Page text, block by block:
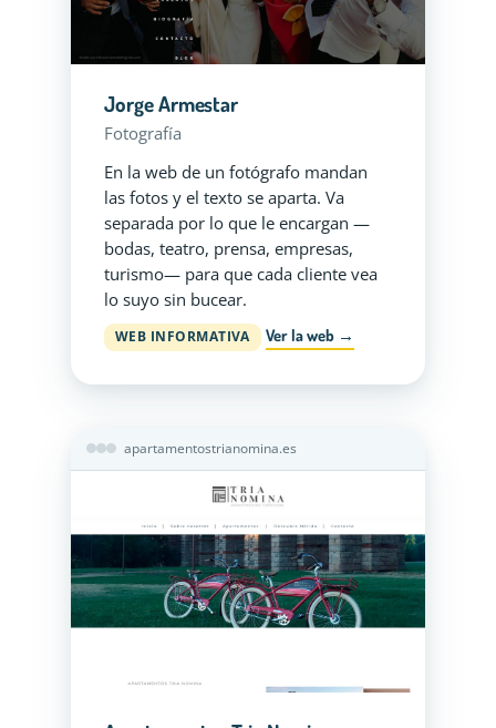
Jorge Armestar
Fotografía
En la web de un fotógrafo mandan
las fotos y el texto se aparta. Va
separada por lo que le encargan —
bodas, teatro, prensa, empresas,
turismo— para que cada cliente vea
lo suyo sin bucear.
WEB INFORMATIVA Ver la web →
apartamentostrianomina.es